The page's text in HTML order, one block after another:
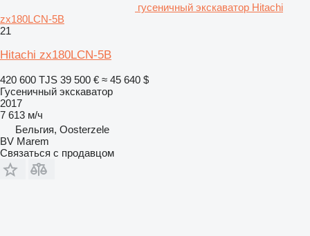
гусеничный экскаватор Hitachi
zx180LCN-5B
21
Hitachi zx180LCN-5B
420 600 TJS 39 500 € ≈ 45 640 $
Гусеничный экскаватор
2017
7 613 м/ч
Бельгия, Oosterzele
BV Marem
Связаться с продавцом